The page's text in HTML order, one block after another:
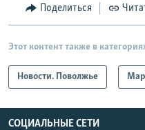
Поделиться
Этот контент также в
Новости. Поволжье
СОЦИАЛЬНЫЕ СЕТИ